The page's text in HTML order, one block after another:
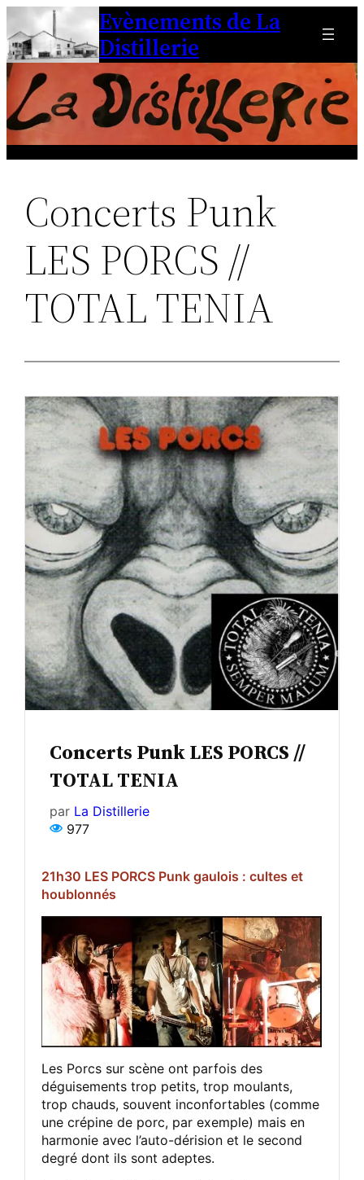
Aller
au
contenu
Evènements de La
Distillerie
Concerts Punk
LES PORCS //
TOTAL TENIA
Concerts Punk LES PORCS //
TOTAL TENIA
par La Distillerie
977
21h30 LES PORCS Punk gaulois : cultes et
houblonnés
Les Porcs sur scène ont parfois des
déguisements trop petits, trop moulants,
trop chauds, souvent inconfortables (comme
une crépine de porc, par exemple) mais en
harmonie avec l’auto-dérision et le second
degré dont ils sont adeptes.